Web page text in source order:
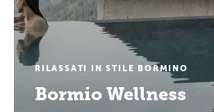
RILASSATI IN STILE BORMINO
Bormio Wellness